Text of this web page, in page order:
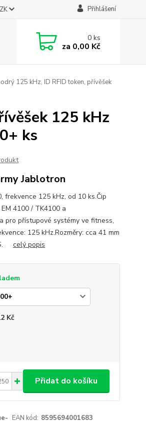
Přihlášení
0ks
za 0,00 Kč
125 kHz, ID RFID token, přívěšek
125 kHz
ks
Jablotron
frekvence 125 kHz, od 10 ks.Čip
4100 / TK4100 a
pro přístupové systémy ve fitness,
125 kHz.Rozměry: cca 41 mm
celý popis
Kč
Přidat do košíku
EAN kód: 8595694001683